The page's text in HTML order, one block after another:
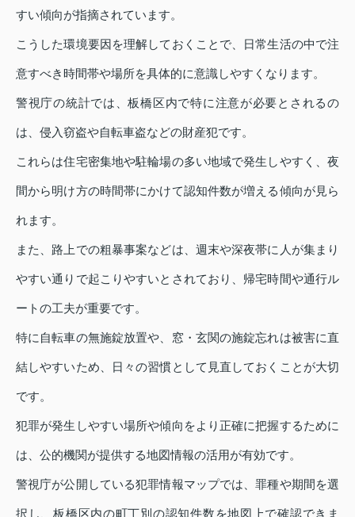
すい傾向が指摘されています。
こうした環境要因を理解しておくことで、日常生活の中で注
意すべき時間帯や場所を具体的に意識しやすくなります。
警視庁の統計では、板橋区内で特に注意が必要とされるの
は、侵入窃盗や自転車盗などの財産犯です。
これらは住宅密集地や駐輪場の多い地域で発生しやすく、夜
間から明け方の時間帯にかけて認知件数が増える傾向が見ら
れます。
また、路上での粗暴事案などは、週末や深夜帯に人が集まり
やすい通りで起こりやすいとされており、帰宅時間や通行ル
ートの工夫が重要です。
特に自転車の無施錠放置や、窓・玄関の施錠忘れは被害に直
結しやすいため、日々の習慣として見直しておくことが大切
です。
犯罪が発生しやすい場所や傾向をより正確に把握するために
は、公的機関が提供する地図情報の活用が有効です。
警視庁が公開している犯罪情報マップでは、罪種や期間を選
択し、板橋区内の町丁別の認知件数を地図上で確認できま